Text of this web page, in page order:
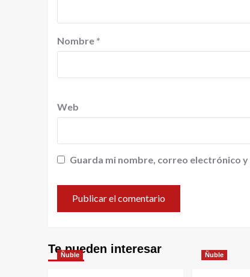
Nombre *
Web
Guarda mi nombre, correo electrónico
Te pueden interesar
Ñuble Ñuble